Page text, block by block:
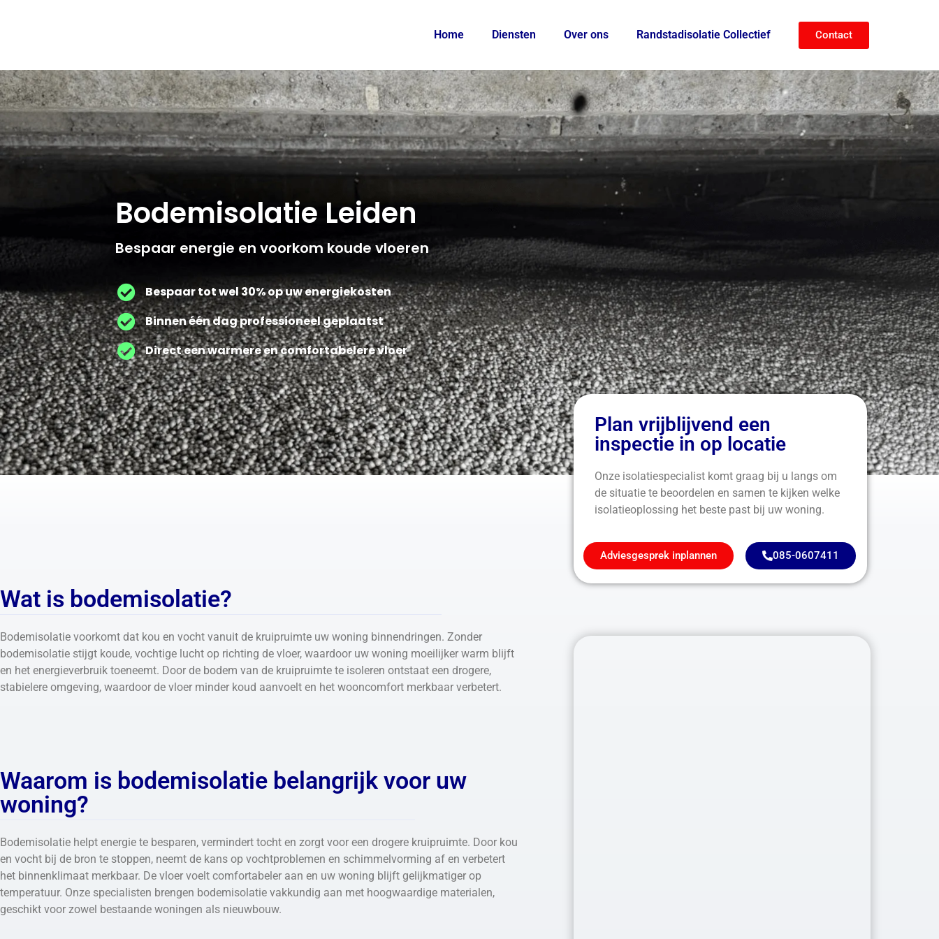
Home Diensten Over ons Randstadisolatie Collectief Contact
Bodemisolatie Leiden
Bespaar energie en voorkom koude vloeren
Bespaar tot wel 30% op uw energiekosten
Binnen één dag professioneel geplaatst
Direct een warmere en comfortabelere vloer
Wat is bodemisolatie?
Bodemisolatie voorkomt dat kou en vocht vanuit de kruipruimte uw woning binnendringen. Zonder
bodemisolatie stijgt koude, vochtige lucht op richting de vloer, waardoor uw woning moeilijker warm blijft
en het energieverbruik toeneemt. Door de bodem van de kruipruimte te isoleren ontstaat een drogere,
stabielere omgeving, waardoor de vloer minder koud aanvoelt en het wooncomfort merkbaar verbetert.
Plan vrijblijvend een
inspectie in op locatie
Onze isolatiespecialist komt graag bij u langs om
de situatie te beoordelen en samen te kijken welke
isolatieoplossing het beste past bij uw woning.
Adviesgesprek inplannen 085-0607411
Waarom is bodemisolatie belangrijk voor uw
woning?
Bodemisolatie helpt energie te besparen, vermindert tocht en zorgt voor een drogere kruipruimte. Door kou
en vocht bij de bron te stoppen, neemt de kans op vochtproblemen en schimmelvorming af en verbetert
het binnenklimaat merkbaar. De vloer voelt comfortabeler aan en uw woning blijft gelijkmatiger op
temperatuur. Onze specialisten brengen bodemisolatie vakkundig aan met hoogwaardige materialen,
geschikt voor zowel bestaande woningen als nieuwbouw.